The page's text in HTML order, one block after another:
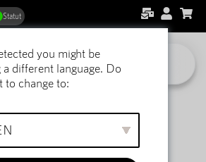
Statut
DirectAdmin Hébergement web
Configuration des autorépondeurs dans DirectAdmin
you might be
a different language. Do
to change to: